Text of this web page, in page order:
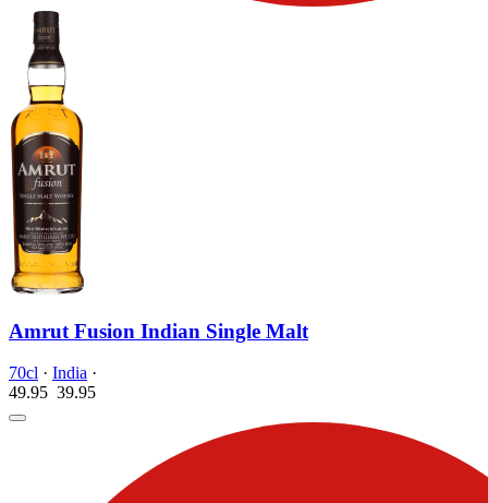
Amrut Fusion Indian Single Malt
70cl · India ·
49.95 39.95